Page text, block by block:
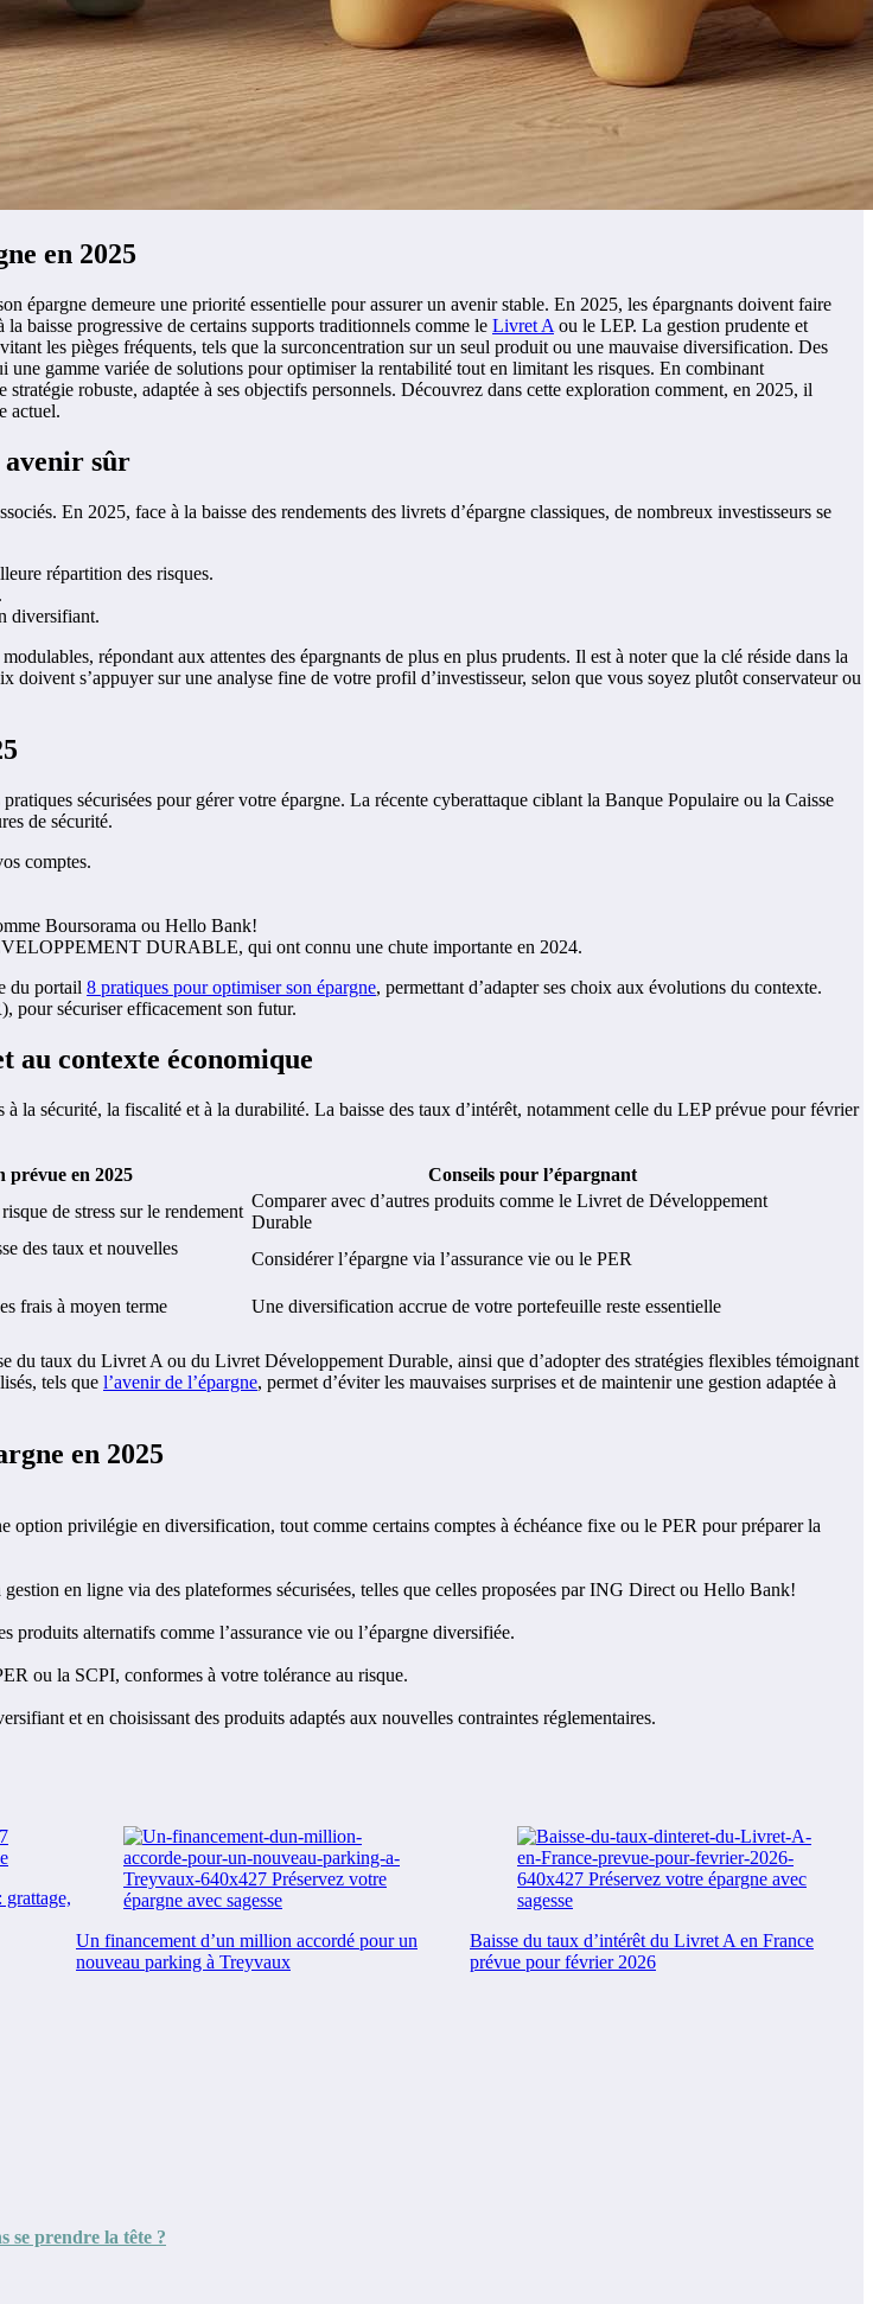
en 2025
épargne demeure une priorité essentielle pour assurer un avenir stable. En 2025, les épargnants doivent faire
baisse progressive de certains supports traditionnels comme le Livret A ou le LEP. La gestion prudente et
les pièges fréquents, tels que la surconcentration sur un seul produit ou une mauvaise diversification. Des
gamme variée de solutions pour optimiser la rentabilité tout en limitant les risques. En combinant
robuste, adaptée à ses objectifs personnels. Découvrez dans cette exploration comment, en 2025, il
actuel.
avenir sûr
En 2025, face à la baisse des rendements des livrets d’épargne classiques, de nombreux investisseurs se
répartition des risques.
diversifiant.
répondant aux attentes des épargnants de plus en plus prudents. Il est à noter que la clé réside dans la
s’appuyer sur une analyse fine de votre profil d’investisseur, selon que vous soyez plutôt conservateur ou
sécurisées pour gérer votre épargne. La récente cyberattaque ciblant la Banque Populaire ou la Caisse
de sécurité.
comptes.
Boursorama ou Hello Bank!
DURABLE, qui ont connu une chute importante en 2024.
du portail 8 pratiques pour optimiser son épargne, permettant d’adapter ses choix aux évolutions du contexte.
pour sécuriser efficacement son futur.
au contexte économique
sécurité, la fiscalité et à la durabilité. La baisse des taux d’intérêt, notamment celle du LEP prévue pour février
prévue en 2025
Conseils pour l’épargnant
de stress sur le rendement
Comparer avec d’autres produits comme le Livret de Développement
Durable
des taux et nouvelles
Considérer l’épargne via l’assurance vie ou le PER
frais à moyen terme Une diversification accrue de votre portefeuille reste essentielle
du taux du Livret A ou du Livret Développement Durable, ainsi que d’adopter des stratégies flexibles témoignant
tels que l’avenir de l’épargne, permet d’éviter les mauvaises surprises et de maintenir une gestion adaptée à
en 2025
option privilégie en diversification, tout comme certains comptes à échéance fixe ou le PER pour préparer la
en ligne via des plateformes sécurisées, telles que celles proposées par ING Direct ou Hello Bank!
alternatifs comme l’assurance vie ou l’épargne diversifiée.
ou la SCPI, conformes à votre tolérance au risque.
et en choisissant des produits adaptés aux nouvelles contraintes réglementaires.
grattage,
Un financement d’un million accordé pour un
nouveau parking à Treyvaux
Baisse du taux d’intérêt du Livret A en France
prévue pour février 2026
se prendre la tête ?